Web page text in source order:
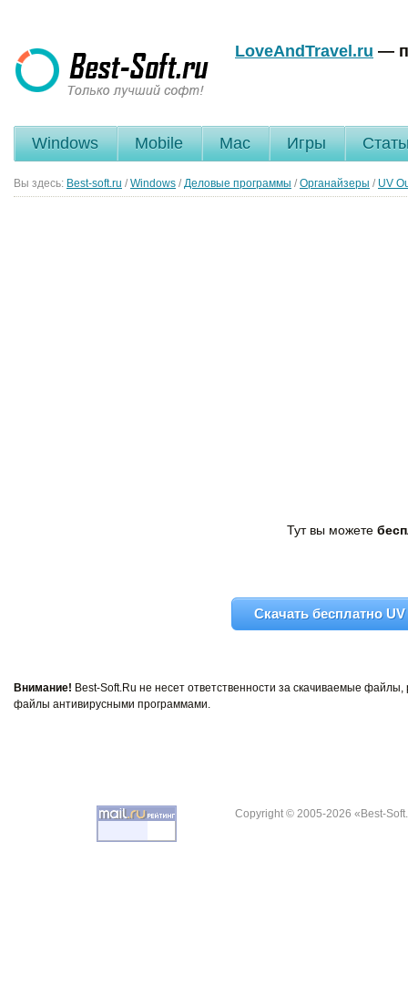
LoveAndTravel.ru —
Windows Mobile Mac Игры
Вы здесь: Best-soft.ru / Windows / Деловые программы / Органайзеры / UV
Тут вы можете
Скачать бесплатно
Внимание! Best-Soft.Ru не несет ответственности за скачиваемые
файлы антивирусными программами.
Copyright © 2005-2026 «Best-